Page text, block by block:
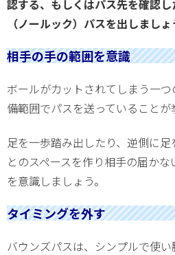
認する、もしくはパス先を確認
（ノールック）パスを出しましょ
相手の手の範囲を意識
ボールがカットされてしまう一
備範囲でパスを送っていることが
足を一歩踏み出したり、逆側に
とのスペースを作り相手の届か
を意識しましょう。
タイミングを外す
バウンズパスは、シンプルで使い